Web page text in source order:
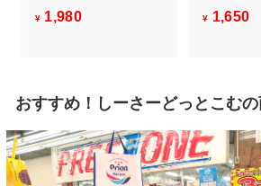
¥ 1,980
8
¥ 1,650
5
おすすめ！しーさーどっとこむの